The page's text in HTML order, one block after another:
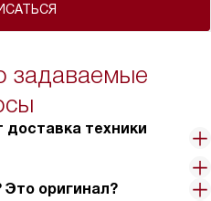
задаваемые
доставка техники
Это оригинал?